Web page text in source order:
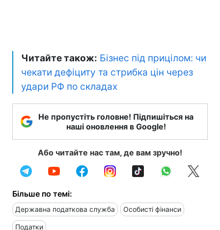
Читайте також: Бізнес під прицілом: чи
чекати дефіциту та стрибка цін через
удари РФ по складах
Не пропустіть головне! Підпишіться на
наші оновлення в Google!
Або читайте нас там, де вам зручно!
Більше по темі:
Державна податкова служба Особисті фінанси
Податки